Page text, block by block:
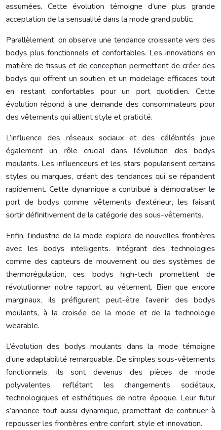
assumées. Cette évolution témoigne d’une plus grande
acceptation de la sensualité dans la mode grand public.
Parallèlement, on observe une tendance croissante vers des
bodys plus fonctionnels et confortables. Les innovations en
matière de tissus et de conception permettent de créer des
bodys qui offrent un soutien et un modelage efficaces tout
en restant confortables pour un port quotidien. Cette
évolution répond à une demande des consommateurs pour
des vêtements qui allient style et praticité.
L’influence des réseaux sociaux et des célébrités joue
également un rôle crucial dans l’évolution des bodys
moulants. Les influenceurs et les stars popularisent certains
styles ou marques, créant des tendances qui se répandent
rapidement. Cette dynamique a contribué à démocratiser le
port de bodys comme vêtements d’extérieur, les faisant
sortir définitivement de la catégorie des sous-vêtements.
Enfin, l’industrie de la mode explore de nouvelles frontières
avec les bodys intelligents. Intégrant des technologies
comme des capteurs de mouvement ou des systèmes de
thermorégulation, ces bodys high-tech promettent de
révolutionner notre rapport au vêtement. Bien que encore
marginaux, ils préfigurent peut-être l’avenir des bodys
moulants, à la croisée de la mode et de la technologie
wearable.
L’évolution des bodys moulants dans la mode témoigne
d’une adaptabilité remarquable. De simples sous-vêtements
fonctionnels, ils sont devenus des pièces de mode
polyvalentes, reflétant les changements sociétaux,
technologiques et esthétiques de notre époque. Leur futur
s’annonce tout aussi dynamique, promettant de continuer à
repousser les frontières entre confort, style et innovation.